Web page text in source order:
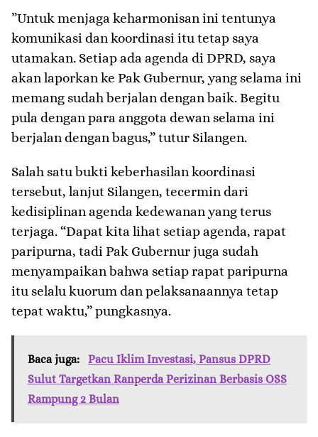
​”Untuk menjaga keharmonisan ini tentunya
komunikasi dan koordinasi itu tetap saya
utamakan. Setiap ada agenda di DPRD, saya
akan laporkan ke Pak Gubernur, yang selama ini
memang sudah berjalan dengan baik. Begitu
pula dengan para anggota dewan selama ini
berjalan dengan bagus,” tutur Silangen.
​Salah satu bukti keberhasilan koordinasi
tersebut, lanjut Silangen, tecermin dari
kedisiplinan agenda kedewanan yang terus
terjaga. “Dapat kita lihat setiap agenda, rapat
paripurna, tadi Pak Gubernur juga sudah
menyampaikan bahwa setiap rapat paripurna
itu selalu kuorum dan pelaksanaannya tetap
tepat waktu,” pungkasnya.
Baca juga:
Pacu Iklim Investasi, Pansus DPRD
Sulut Targetkan Ranperda Perizinan Berbasis OSS
Rampung 2 Bulan